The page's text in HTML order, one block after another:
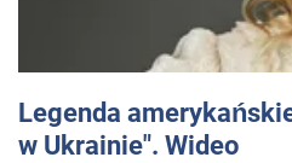
Legenda
w Ukrainie". Wideo